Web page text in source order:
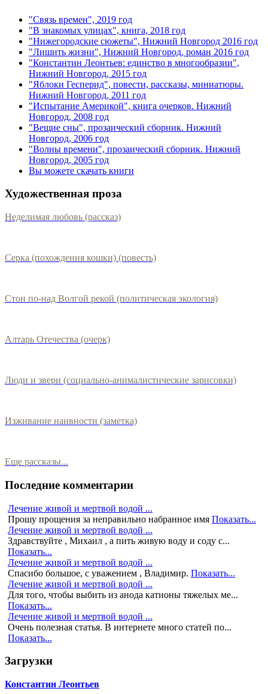
"Связь времен", 2019 год
"В знакомых улицах", книга, 2018 год
"Нижегородские сюжеты", Нижний Новгород 2016 год
"Лишить жизни", Нижний Новгород, роман 2016 год
"Константин Леонтьев: единство в многообразии",
Нижний Новгород, 2015 год
"Яблоки Гесперид", повести, рассказы, миниатюры.
Нижний Новгород, 2011 год
"Испытание Америкой", книга очерков. Нижний
Новгород, 2008 год
"Вещие сны", прозаический сборник. Нижний
Новгород, 2006 год
"Волны времени", прозаический сборник. Нижний
Новгород, 2005 год
Вы можете скачать книги
Художественная проза
Неделимая любовь (рассказ)
Серка (похождения кошки) (повесть)
Стон по-над Волгой рекой (политическая экология)
Алтарь Отечества (очерк)
Люди и звери (социально-анималистические зарисовки)
Изживание наивности (заметка)
Еще рассказы...
Последние комментарии
Лечение живой и мертвой водой ...
Прошу прощения за неправильно набранное имя Показать...
Лечение живой и мертвой водой ...
Здравствуйте , Михаил , а пить живую воду и соду с...
Показать...
Лечение живой и мертвой водой ...
Спасибо большое, с уважением , Владимир. Показать...
Лечение живой и мертвой водой ...
Для того, чтобы выбить из анода катионы тяжелых ме...
Показать...
Лечение живой и мертвой водой ...
Очень полезная статья. В интернете много статей по...
Показать...
Загрузки
Константин Леонтьев